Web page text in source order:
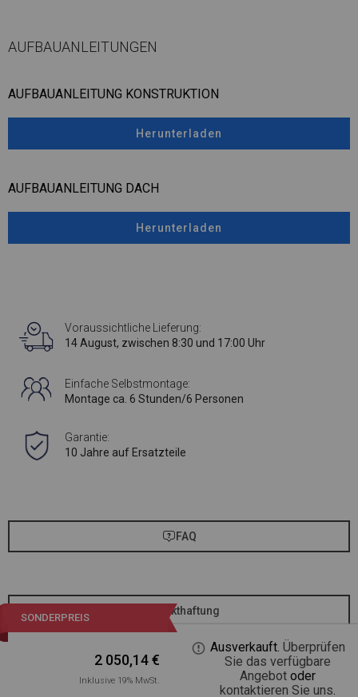
AUFBAUANLEITUNGEN
AUFBAUANLEITUNG KONSTRUKTION
Herunterladen
AUFBAUANLEITUNG DACH
Herunterladen
Voraussichtliche Lieferung:
14 August, zwischen 8:30 und 17:00 Uhr
Einfache Selbstmontage:
Montage ca. 6 Stunden/6 Personen
Garantie:
10 Jahre auf Ersatzteile
FAQ
Produkthaftung
SONDERPREIS
2 050,14€
Inklusive 19% MwSt.
Ausverkauft. Überprüfen
Sie das verfügbare
Angebotoder
kontaktieren Sie uns.